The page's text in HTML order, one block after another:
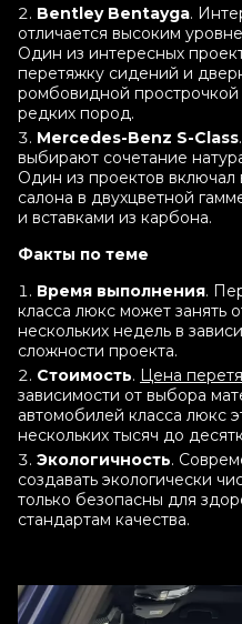
Bentley Bentayga.
отличается высоким
Один из интересных
перетяжку сидений и
ромбовидной
редких пород.
Mercedes-Benz S-Class
выбирают сочетание
Один из проектов
салона в двухцветной
и вставками из карбона.
Факты по теме
Время выполнения.
класса люкс может занять
нескольких недель в
сложности проекта.
Стоимость. Цена
зависимости от выбора
автомобилей класса люкс
нескольких тысяч до
Экологичность.
создавать экологически
только безопасны для
стандартам качества.